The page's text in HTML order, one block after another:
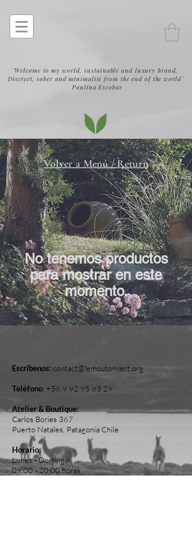
¨Welcome to my world, sustainable and luxury brand,
Discreet, sober and minimalist from the end of the world¨
Paulina Escobar
Volver a Menú / Return
No tenemos productos
para mostrar en este
momento.
Escríbenos:contact@lemoutonvert.org
Teléfono: +56 9 92 95 83 29
Atelier & Boutique:
Carlos Bories 367
Puerto Natales, Patagonia Chile
Horario:
Lunes - Domingo
09:00 - 20:00 horas